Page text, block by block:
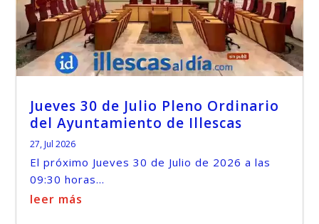
Jueves 30 de Julio Pleno Ordinario
del Ayuntamiento de Illescas
27, Jul 2026
El próximo Jueves 30 de Julio de 2026 a las
09:30 horas...
leer más